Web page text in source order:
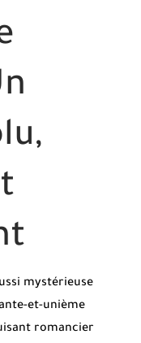
mystérieuse
et-unième
romancier